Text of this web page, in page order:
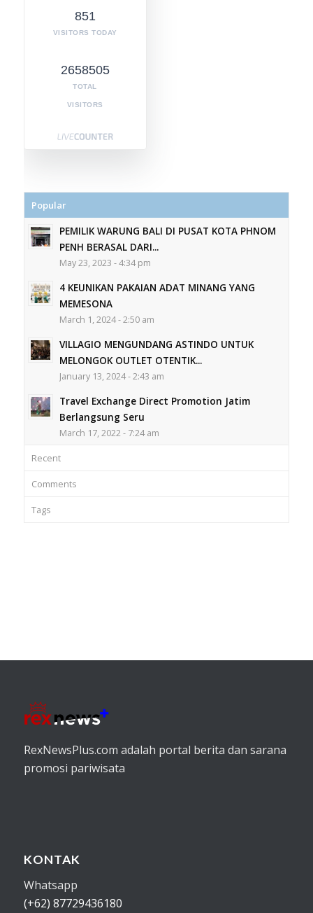
851
VISITORS TODAY
2658505
TOTAL
VISITORS
Popular
PEMILIK WARUNG BALI DI PUSAT KOTA PHNOM
PENH BERASAL DARI...
May 23, 2023 - 4:34 pm
4 KEUNIKAN PAKAIAN ADAT MINANG YANG
MEMESONA
March 1, 2024 - 2:50 am
VILLAGIO MENGUNDANG ASTINDO UNTUK
MELONGOK OUTLET OTENTIK...
January 13, 2024 - 2:43 am
Travel Exchange Direct Promotion Jatim
Berlangsung Seru
March 17, 2022 - 7:24 am
Recent
Comments
Tags
RexNewsPlus.com adalah portal berita dan sarana
promosi pariwisata
KONTAK
Whatsapp
(+62) 87729436180